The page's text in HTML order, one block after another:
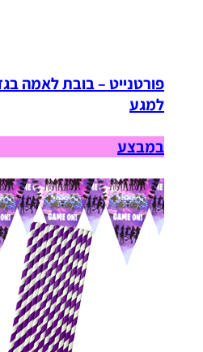
פורטנייט – בובת לאמה
למגע
במבצע